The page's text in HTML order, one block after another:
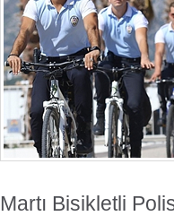
Martı Bisikletli